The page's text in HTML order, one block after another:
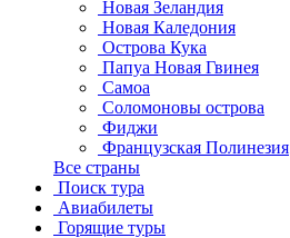
Новая Зеландия
Новая Каледония
Острова Кука
Папуа Новая Гвинея
Самоа
Соломоновы острова
Фиджи
Французская Полинезия
Все страны
Поиск тура
Авиабилеты
Горящие туры